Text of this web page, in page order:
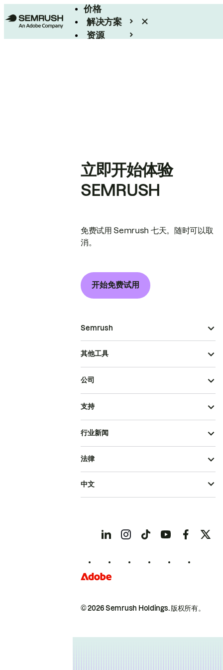
价格
解决方案
资源
立即开始体验
SEMRUSH
免费试用 Semrush 七天。随时可以取
消。
开始免费试用
Semrush
其他工具
公司
支持
行业新闻
© 2026 Semrush Holdings.版权所有。
法律
中文